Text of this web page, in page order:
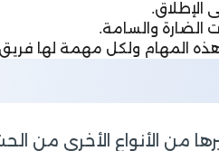
الإطلاق.
والسامة.
المهام ولكل مهمة لها
من الأنواع الأخرى من